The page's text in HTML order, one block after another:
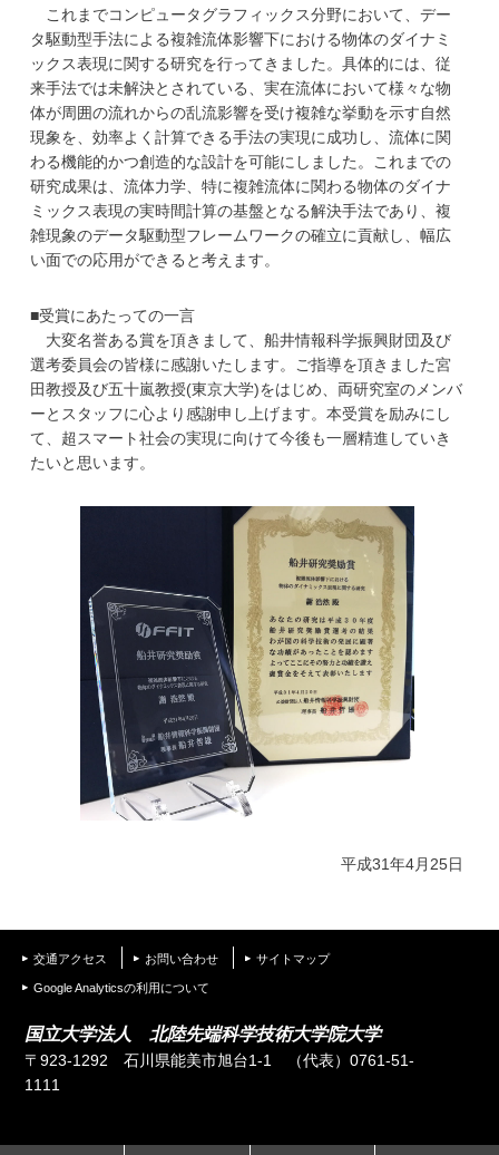
これまでコンピュータグラフィックス分野において、デー
タ駆動型手法による複雑流体影響下における物体のダイナミ
ックス表現に関する研究を行ってきました。具体的には、従
来手法では未解決とされている、実在流体において様々な物
体が周囲の流れからの乱流影響を受け複雑な挙動を示す自然
現象を、効率よく計算できる手法の実現に成功し、流体に関
わる機能的かつ創造的な設計を可能にしました。これまでの
研究成果は、流体力学、特に複雑流体に関わる物体のダイナ
ミックス表現の実時間計算の基盤となる解決手法であり、複
雑現象のデータ駆動型フレームワークの確立に貢献し、幅広
い面での応用ができると考えます。
■受賞にあたっての一言
大変名誉ある賞を頂きまして、船井情報科学振興財団及び
選考委員会の皆様に感謝いたします。ご指導を頂きました宮
田教授及び五十嵐教授(東京大学)をはじめ、両研究室のメンバ
ーとスタッフに心より感謝申し上げます。本受賞を励みにし
て、超スマート社会の実現に向けて今後も一層精進していき
たいと思います。
平成31年4月25日
交通アクセス お問い合わせ サイトマップ
Google Analyticsの利用について
国立大学法人 北陸先端科学技術大学院大学
〒923-1292 石川県能美市旭台1-1
（代表）0761-51-
1111